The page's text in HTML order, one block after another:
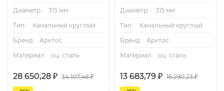
Диаметр.:
315 мм
Тип.:
Канальный круглый
Бренд:
Арктос
Материал:
оц. сталь
28 650,28 ₽ 34 107,48₽
Диаметр.:
315 мм
Тип.:
Канальный круглый
Бренд:
Арктос
Материал:
оц. сталь
13 683,79 ₽ 16 290,23₽